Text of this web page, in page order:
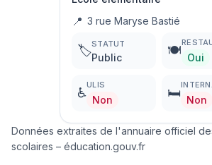
📍 3 rue Maryse Bastié
🏷️STATUT
Public 🍽️ Oui
♿
ULIS
Non 🛏️ Non
Données extraites de l'annuaire officiel
scolaires – éducation.gouv.fr